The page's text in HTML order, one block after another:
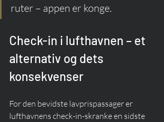
ruter – appen er konge.
Check-in i lufthavnen – et
alternativ og dets
konsekvenser
For den bevidste lavprispassager er
lufthavnens check-in-skranke en sidste